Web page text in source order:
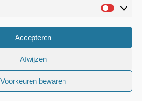
Accepteren
Afwijzen
Voorkeuren bewaren